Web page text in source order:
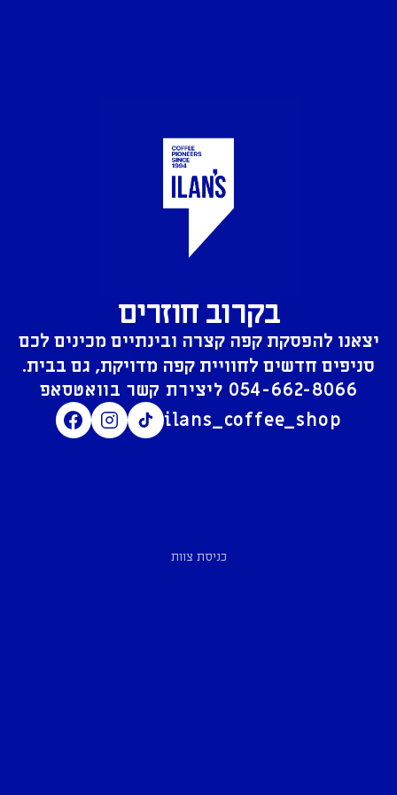
בקרוב חוזרים
יצאנו להפסקת קפה קצרה ובינתיים מכינים לכם
סניפים חדשים לחוויית קפה מדויקת, גם בבית.
054-662-8066
ilans_coffee_shop
כניסת צוות